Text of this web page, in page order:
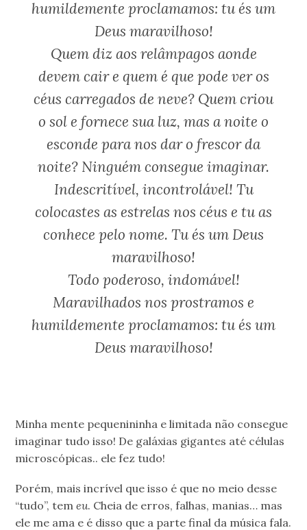
humildemente proclamamos: tu és um
Deus maravilhoso!
Quem diz aos relâmpagos aonde
devem cair e quem é que pode ver os
céus carregados de neve? Quem criou
o sol e fornece sua luz, mas a noite o
esconde para nos dar o frescor da
noite? Ninguém consegue imaginar.
Indescritível, incontrolável! Tu
colocastes as estrelas nos céus e tu as
conhece pelo nome. Tu és um Deus
maravilhoso!
Todo poderoso, indomável!
Maravilhados nos prostramos e
humildemente proclamamos: tu és um
Deus maravilhoso!
Minha mente pequenininha e limitada não consegue
imaginar tudo isso! De galáxias gigantes até células
microscópicas.. ele fez tudo!
Porém, mais incrível que isso é que no meio desse
“tudo”, temeu. Cheia de erros, falhas, manias… mas
ele me ama e é disso que a parte final da música fala.